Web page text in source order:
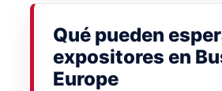
Qué pueden
expositores en
Europe